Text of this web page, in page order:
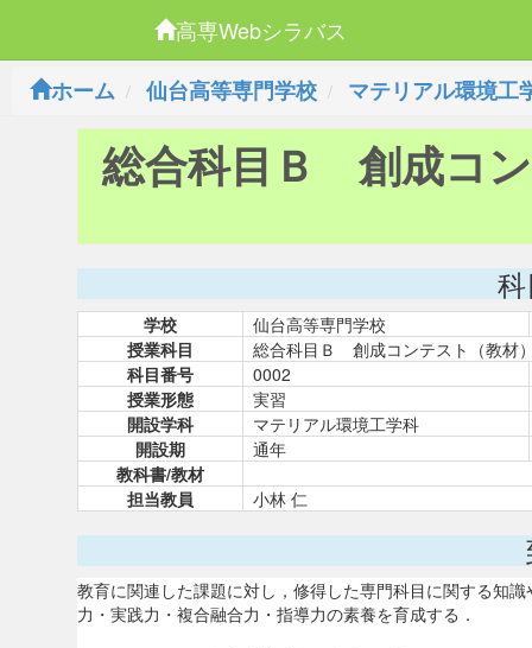
高専Webシラバス
ホーム
仙台高等専門学校 マテリアル環境工
総合科目Ｂ 創成コ
学校
仙台高等専門学校
授業科目
総合科目Ｂ 創成コンテスト（教材
科目番号
0002
授業形態
実習
開設学科
マテリアル環境工学科
開設期
通年
教科書/教材
担当教員
小林 仁
教育に関連した課題に対し，修得した専門科目に関する知
力・実践力・複合融合力・指導力の素養を育成する．